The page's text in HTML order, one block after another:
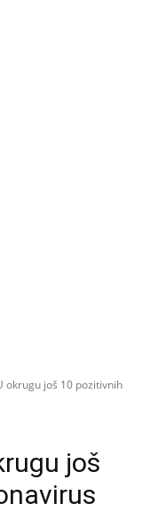
okrugu još 10 pozitivnih
još